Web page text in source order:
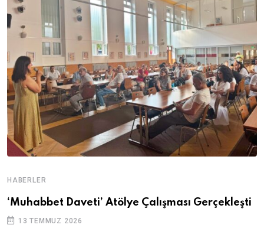
HABERLER
‘Muhabbet Daveti’ Atölye Çalışması Gerçekleşti
13 TEMMUZ 2026